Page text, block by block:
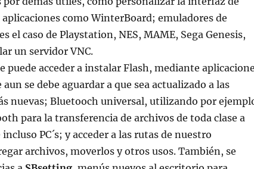
como WinterBoard; emuladores de
el caso de Playstation, NES, MAME, Sega Genesis,
un servidor VNC.
puede acceder a instalar Flash, mediante
se debe aguardar a que sea actualizado a las
nuevas; Bluetooch universal, utilizando por
para la transferencia de archivos de toda clase a
PC´s; y acceder a las rutas de nuestro
archivos, moverlos y otros usos. También, se